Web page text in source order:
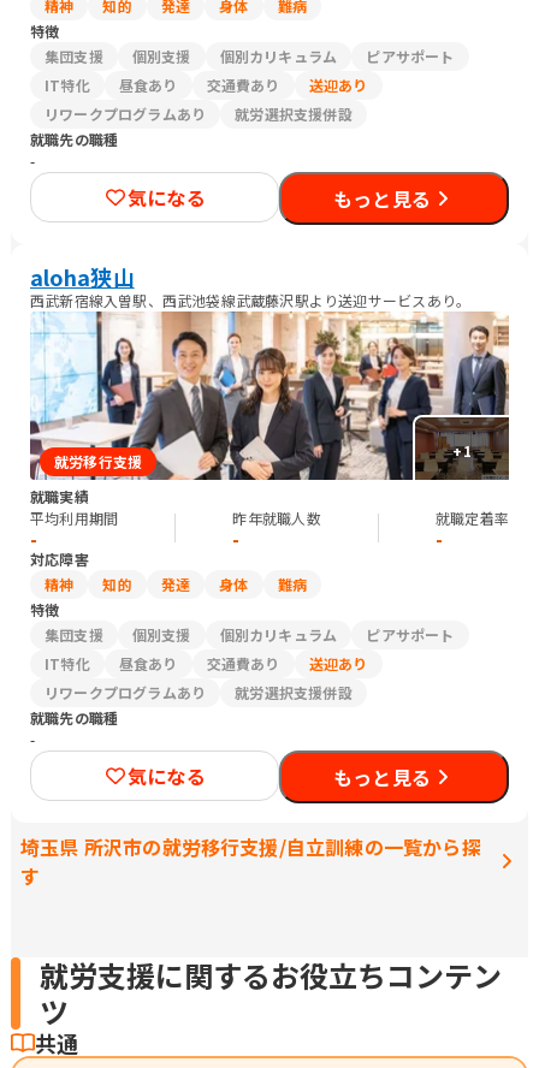
精神 知的 発達 身体
難病
特徴
集団支援
個別支援 個別カリキュラム
ピアサポート
IT特化
昼食あり 交通費あり
送迎あり
リワークプログラムあり
就労選択支援併設
就職先の職種
-
気になる もっと見る
aloha狭山
西武新宿線入曽駅、西武池袋線武蔵藤沢駅より送迎サービスあり。
+1
就労移行支援
就職実績
平均利用期間
-
昨年就職人数
-
就職定着率
-
対応障害
精神
知的 発達 身体
難病
特徴
集団支援
個別支援 個別カリキュラム
ピアサポート
IT特化
昼食あり 交通費あり
送迎あり
リワークプログラムあり
就労選択支援併設
就職先の職種
-
気になる もっと見る
埼玉県 所沢市の就労移行支援/自立訓練の一覧から探
す
就労支援に関するお役立ちコンテン
ツ
共通